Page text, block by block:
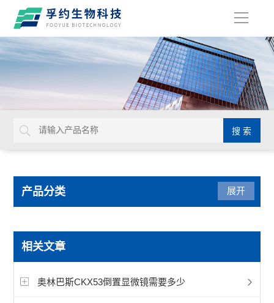
导
产品分类
USHIO牛尾检查光源装置检查灯
显微镜相机
展开
相关文章
奥林巴斯CKX53倒置显微镜需要多少